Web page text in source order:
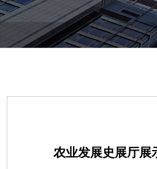
农业发展史展厅展